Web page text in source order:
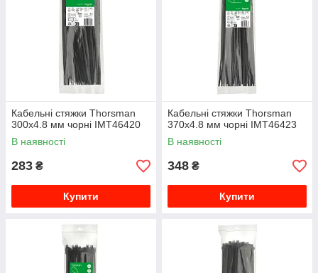
Кабельні стяжки Thorsman
300x4.8 мм чорні IMT46420
В наявності
283 ₴
Купити
Кабельні стяжки Thorsman
370x4.8 мм чорні IMT46423
В наявності
348 ₴
Купити